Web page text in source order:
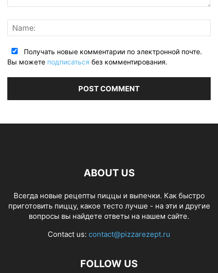
Получать новые комментарии по электронной почте.
Вы можете подписаться без комментирования.
ABOUT US
Всегда новые рецепты пиццы и выпечки. Как быстро
приготовить пиццу, какое тесто лучше - на эти и другие
вопросы вы найдете ответы на нашем сайте.
Contact us: contact@pizzarezept.ru
FOLLOW US